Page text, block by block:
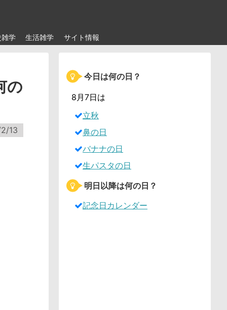
学 生活雑学 サイト情報
の
13
今日は何の日？
8月7日は
立秋
鼻の日
バナナの日
生パスタの日
明日以降は何の日？
記念日カレンダー